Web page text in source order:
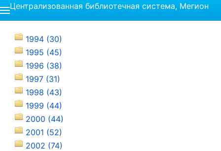
Централизованная библиотечная система, Мегион
1994 (30)
1995 (45)
1996 (38)
1997 (31)
1998 (43)
1999 (44)
2000 (44)
2001 (52)
2002 (74)